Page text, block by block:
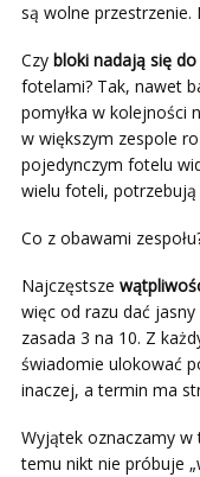
są wolne przestrzenie.
Czy bloki nadają się
fotelami? Tak, nawet
pomyłka w kolejności
w większym zespole
pojedynczym fotelu
wielu foteli, potrzebują
Co z obawami
Najczęstsze
więc od razu dać
zasada 3 na 10. Z
świadomie ulokować
inaczej, a termin ma
Wyjątek oznaczamy
temu nikt nie próbuje